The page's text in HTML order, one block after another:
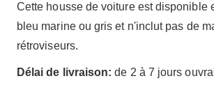
Cette housse de voiture est disponible
bleu marine ou gris et n'inclut pas de
rétroviseurs.
Délai de livraison: de 2 à 7 jours